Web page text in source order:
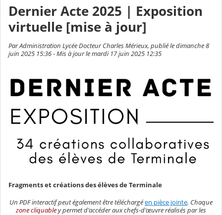
Dernier Acte 2025 | Exposition
virtuelle [mise à jour]
Par Administration Lycée Docteur Charles Mérieux, publié le dimanche 8
juin 2025 15:36 - Mis à jour le mardi 17 juin 2025 12:35
Fragments et créations des élèves de Terminale
Un PDF interactif peut également être téléchargéen pièce jointe. Chaque
zone cliquabley permet d'accéder aux chefs-d'œuvre réalisés par les